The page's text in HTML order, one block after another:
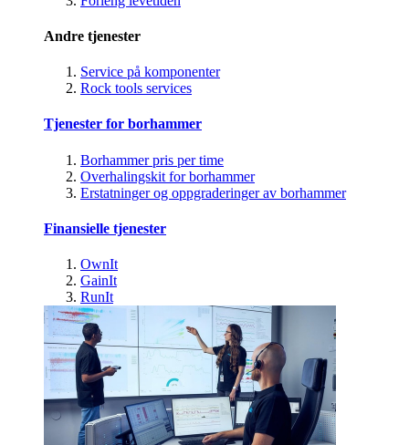
Andre tjenester
Service på komponenter
Rock tools services
Tjenester for borhammer
Borhammer pris per time
Overhalingskit for borhammer
Erstatninger og oppgraderinger av borhammer
Finansielle tjenester
OwnIt
GainIt
RunIt